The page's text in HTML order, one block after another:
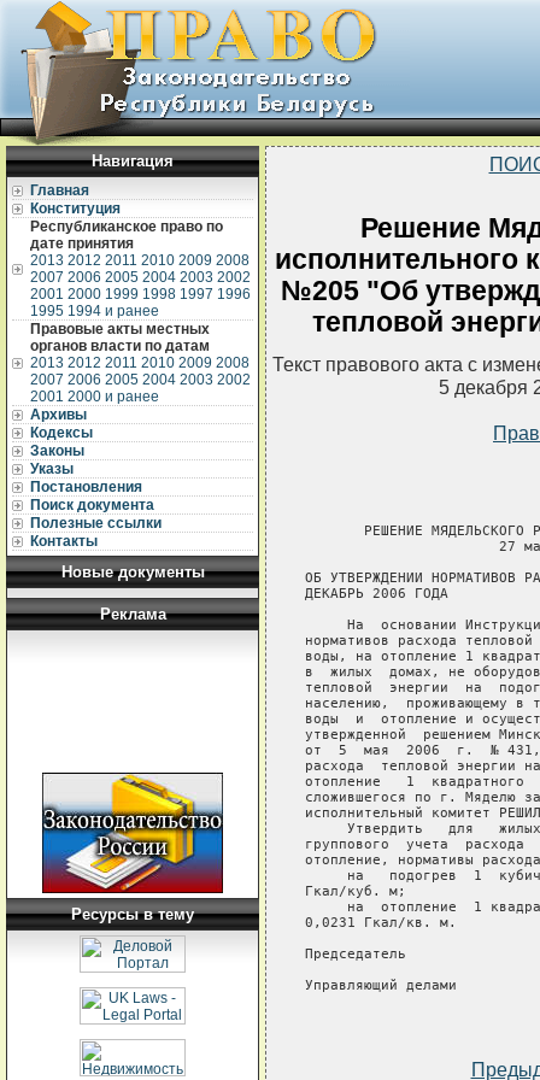
Навигация
Главная
Конституция
Республиканское право по
дате принятия
2013 2012 2011 2010 2009 2008
2007 2006 2005 2004 2003 2002
2001 2000 1999 1998 1997 1996
1995 1994 и ранее
Правовые акты местных
органов власти по датам
2013 2012 2011 2010 2009 2008
2007 2006 2005 2004 2003 2002
2001 2000 и ранее
Архивы
Кодексы
Законы
Указы
Постановления
Поиск документа
Полезные ссылки
Контакты
Новые документы
Реклама
Ресурсы в тему
Решение
исполнительного
№205 "Об
тепловой
Текст правового акта с
5 декабря
РЕШЕНИЕ МЯДЕЛЬСКОГО
27
ОБ УТВЕРЖДЕНИИ НОРМАТИВОВ
ДЕКАБРЬ 2006 ГОДА
На  основании
нормативов расхода
воды, на отопление 1
в  жилых  домах, не
тепловой  энергии  на
населению,  проживающему в
воды  и  отопление и
утвержденной  решением
от  5  мая  2006  г.  № 431,
расхода  тепловой энергии
отопление   1  квадратного
сложившегося по г. Мяделю
исполнительный комитет
Утвердить   для
группового  учета
отопление, нормативы
на   подогрев  1
Гкал/куб. м;
на  отопление  1
0,0231 Гкал/кв. м.
Председатель
Управляющий делами